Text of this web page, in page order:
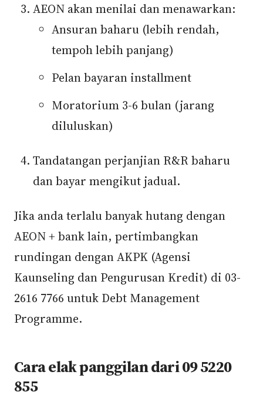
AEON akan menilai dan menawarkan:
Ansuran baharu (lebih rendah,
tempoh lebih panjang)
Pelan bayaran installment
Moratorium 3-6 bulan (jarang
diluluskan)
Tandatangan perjanjian R&R baharu
dan bayar mengikut jadual.
Jika anda terlalu banyak hutang dengan
AEON + bank lain, pertimbangkan
rundingan dengan AKPK (Agensi
Kaunseling dan Pengurusan Kredit) di 03-
2616 7766 untuk Debt Management
Programme.
Cara elak panggilan dari 09 5220
855